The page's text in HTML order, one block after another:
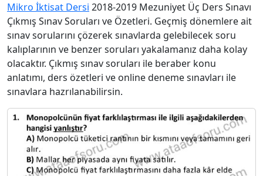
Mikro İktisat Dersi 2018-2019 Mezuniyet Üç Ders Sınavı
Çıkmış Sınav Soruları ve Özetleri. Geçmiş dönemlere ait
sınav sorularını çözerek sınavlarda gelebilecek soru
kalıplarının ve benzer soruları yakalamanız daha kolay
olacaktır. Çıkmış sınav soruları ile beraber konu
anlatımı, ders özetleri ve online deneme sınavları ile
sınavlara hazrılanabilirsin.